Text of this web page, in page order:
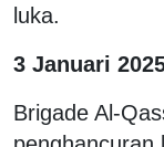
luka.
3 Januari
Brigade Al-